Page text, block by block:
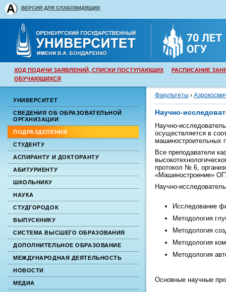
ВЕРСИЯ ДЛЯ СЛАБОВИДЯЩИХ
ХОД ПОДАЧИ ЗАЯВЛЕНИЙ, СПИСКИ ПОСТУПАЮЩИХ
РАСПИСАНИЕ
ОБУЧАЮЩИХСЯ
УНИВЕРСИТЕТ
СВЕДЕНИЯ ОБ ОБРАЗОВАТЕЛЬНОЙ
ОРГАНИЗАЦИИ
ПОДРАЗДЕЛЕНИЯ
СТУДЕНТУ
АСПИРАНТУ И ДОКТОРАНТУ
АБИТУРИЕНТУ
ШКОЛЬНИКУ
НАУКА
СТУДГОРОДОК
ВЫПУСКНИКУ
СИСТЕМА ВЫСШЕГО ОБРАЗОВАНИЯ
ДОПОЛНИТЕЛЬНОЕ ОБРАЗОВАНИЕ
МЕЖДУНАРОДНАЯ ДЕЯТЕЛЬНОСТЬ
НОВОСТИ
МЕДИА
Факультеты ›
Научно-
Научно-
осуществляется в
машиностроительных
Все преподаватели
протокол № 6,
«Машиностроение»
Научно-
Исследование
Методология
Методология
Методология
Методология
Основные научные